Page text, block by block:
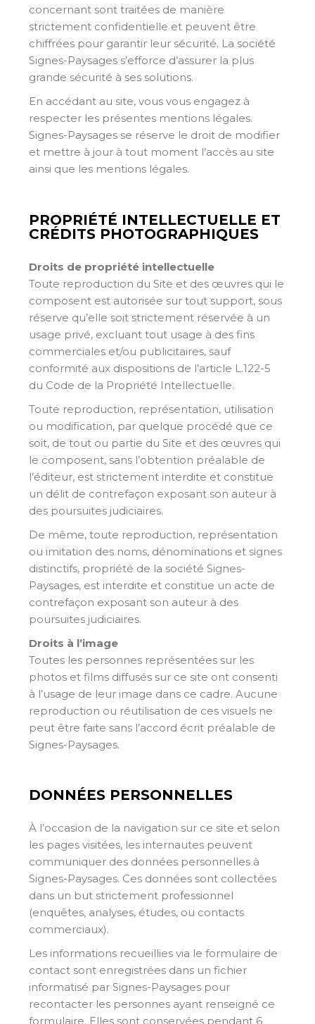
concernant sont traitées de manière
strictement confidentielle et peuvent être
chiffrées pour garantir leur sécurité. La société
Signes-Paysages s’efforce d’assurer la plus
grande sécurité à ses solutions.
En accédant au site, vous vous engagez à
respecter les présentes mentions légales.
Signes-Paysages se réserve le droit de modifier
et mettre à jour à tout moment l’accès au site
ainsi que les mentions légales.
PROPRIÉTÉ INTELLECTUELLE ET
CRÉDITS PHOTOGRAPHIQUES
Droits de propriété intellectuelle
Toute reproduction du Site et des œuvres qui le
composent est autorisée sur tout support, sous
réserve qu’elle soit strictement réservée à un
usage privé, excluant tout usage à des fins
commerciales et/ou publicitaires, sauf
conformité aux dispositions de l’article L.122-5
du Code de la Propriété Intellectuelle.
Toute reproduction, représentation, utilisation
ou modification, par quelque procédé que ce
soit, de tout ou partie du Site et des œuvres qui
le composent, sans l’obtention préalable de
l’éditeur, est strictement interdite et constitue
un délit de contrefaçon exposant son auteur à
des poursuites judiciaires.
De même, toute reproduction, représentation
ou imitation des noms, dénominations et signes
distinctifs, propriété de la société Signes-
Paysages, est interdite et constitue un acte de
contrefaçon exposant son auteur à des
poursuites judiciaires.
Droits à l’image
Toutes les personnes représentées sur les
photos et films diffusés sur ce site ont consenti
à l’usage de leur image dans ce cadre. Aucune
reproduction ou réutilisation de ces visuels ne
peut être faite sans l’accord écrit préalable de
Signes-Paysages.
DONNÉES PERSONNELLES
À l’occasion de la navigation sur ce site et selon
les pages visitées, les internautes peuvent
communiquer des données personnelles à
Signes-Paysages. Ces données sont collectées
dans un but strictement professionnel
(enquêtes, analyses, études, ou contacts
commerciaux).
Les informations recueillies via le formulaire de
contact sont enregistrées dans un fichier
informatisé par Signes-Paysages pour
recontacter les personnes ayant renseigné ce
formulaire. Elles sont conservées pendant 6